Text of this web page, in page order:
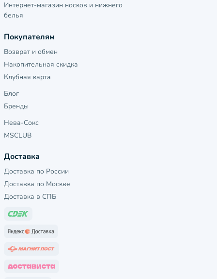
Интернет-магазин носков и нижнего
белья
Покупателям
Возврат и обмен
Накопительная скидка
Клубная карта
Блог
Бренды
Нева-Сокс
MSCLUB
Доставка
Доставка по России
Доставка по Москве
Доставка в СПБ